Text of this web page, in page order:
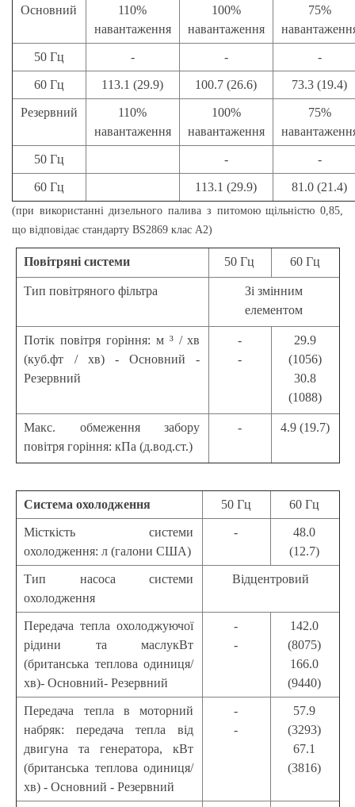
Основний
110%
навантаження
100%
навантаження
75%
50 Гц - - -
60 Гц 113.1 (29.9) 100.7 (26.6) 73.3 (19.4)
Резервний
110%
навантаження
100%
навантаження
75%
50 Гц - -
60 Гц 113.1 (29.9) 81.0 (21.4)
(при використанні дизельного палива з питомою щільністю 0,85,
що відповідає стандарту BS2869 клас А2)
Повітряні системи 50 Гц 60 Гц
Тип повітряного фільтра
Зі змінним
елементом
Потік повітря горіння: м ³ / хв
(куб.фт / хв) - Основний -
Резервний
-
-
29.9
(1056)
30.8
(1088)
Макс. обмеження забору
повітря горіння: кПа (д.вод.ст.)
- 4.9 (19.7)
Система охолодження 50 Гц 60 Гц
Місткість системи
охолодження: л (галони США)
-
48.0
(12.7)
Тип насоса системи
охолодження
Відцентровий
Передача тепла охолоджуючої
рідини та маслукВт
(британська теплова одиниця/
хв)- Основний- Резервний
-
-
142.0
(8075)
166.0
(9440)
Передача тепла в моторний
набряк: передача тепла від
двигуна та генератора, кВт
(британська теплова одиниця/
хв) - Основний - Резервний
-
-
57.9
(3293)
67.1
(3816)